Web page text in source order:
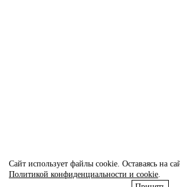
Сайт использует файлы cookie. Оставаясь на
Политикой конфиденциальности и cookie.